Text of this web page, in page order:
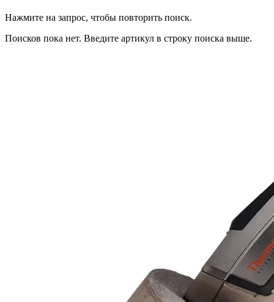
Нажмите на запрос, чтобы повторить поиск.
Поисков пока нет. Введите артикул в строку поиска выше.